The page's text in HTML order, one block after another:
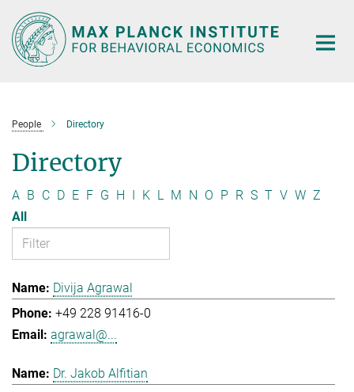
Main-
Content
People Directory
Directory
A B C D E F G H I K L M N O P R S T V W Z
All
Divija Agrawal
+49 228 91416-0
agrawal@...
Dr. Jakob Alfitian